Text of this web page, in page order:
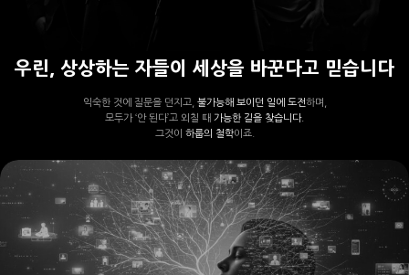
우린, 상상하는 자들이 세상을 바꾼다고 믿습니다
익숙한 것에 질문을 던지고, 불가능해 보이던 일에 도전하며,
모두가 ‘안 된다’고 외칠 때 가능한 길을 찾습니다.
그것이 하룹의 철학이죠.